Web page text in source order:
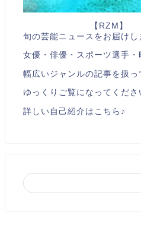
【RZM】
旬の芸能ニュースをお届けし
女優・俳優・スポーツ選手・
幅広いジャンルの記事を扱っ
ゆっくりご覧になってくださ
詳しい自己紹介はこちら♪